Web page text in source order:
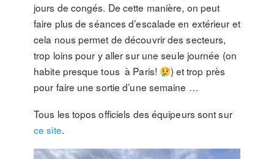
jours de congés. De cette manière, on peut
faire plus de séances d’escalade en extérieur et
cela nous permet de découvrir des secteurs,
trop loins pour y aller sur une seule journée (on
habite presque tous à Paris!
) et trop près
pour faire une sortie d’une semaine …
Tous les topos officiels des équipeurs sont sur
ce site.